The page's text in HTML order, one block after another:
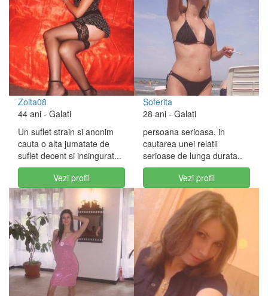
Zoita08
44 ani - Galati
Un suflet strain si anonim
cauta o alta jumatate de
suflet decent si insingurat...
Vezi profil
Soferita
28 ani - Galati
persoana serioasa, in
cautarea unei relatii
serioase de lunga durata..
Vezi profil